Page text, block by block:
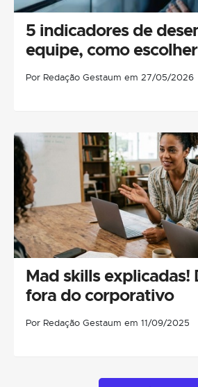
5 indicadores de
equipe, como
Por Redação Gestaum em 27/05/2026
Mad skills explicadas!
fora do corporativo
Por Redação Gestaum em 11/09/2025